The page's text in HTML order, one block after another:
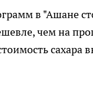
в "Ашане
чем на
сахара